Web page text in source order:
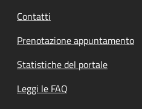
Contatti
Prenotazione appuntamento
Statistiche del portale
Leggi le FAQ